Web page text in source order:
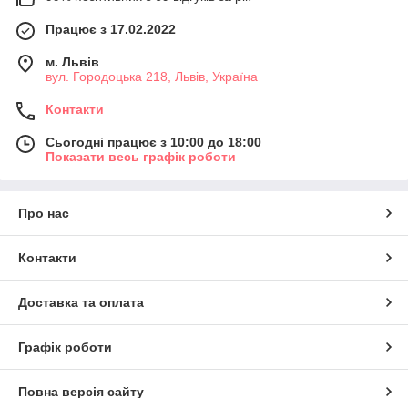
Працює з 17.02.2022
м. Львів
вул. Городоцька 218, Львів, Україна
Контакти
Сьогодні працює з 10:00 до 18:00
Показати весь графік роботи
Про нас
Контакти
Доставка та оплата
Графік роботи
Повна версія сайту